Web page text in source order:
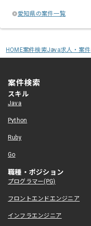
愛知県の案件一覧
HOME案件検索Java求人・案件
案件検索
スキル
Java
Python
Ruby
Go
職種・ポジション
プログラマー(PG)
フロントエンドエンジニア
インフラエンジニア